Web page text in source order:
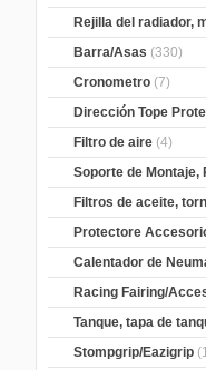
Rejilla del radiador,
Barra/Asas (330)
Cronometro (7)
Dirección Tope
Filtro de aire (4)
Soporte de Montaje,
Filtros de aceite,
Protectore
Calentador de
Racing Fairing/
Tanque, tapa de
Stompgrip/Eazigrip